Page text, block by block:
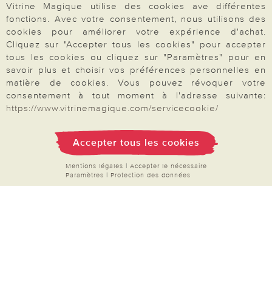
proposons une sélection d’accessoires pour le
bien-être quotidien: soins pour les mains et les
pieds, articles de bain, objets relaxants et petits
équipements pour se sentir bien au quotidien.
Notre sélection de mode pour femmes séduit par
sa praticité et son style confortable, idéal pour
toutes les saisons. Commandez facilement et en
toute sécurité par carte bancaire, PayPal ou par
chèque. Naviguez dans nos catégories
thématiques, enrichies régulièrement de
nouveautés à découvrir.Produits à découvrir en
Votre commande
Mon compte
Vitrine Magique utilise des cookies ave différentes
fonctions. Avec votre consentement, nous utilisons des
cookies pour améliorer votre expérience d'achat.
Cliquez sur "Accepter tous les cookies" pour accepter
tous les cookies ou cliquez sur "Paramètres" pour en
savoir plus et choisir vos préférences personnelles en
matière de cookies. Vous pouvez révoquer votre
consentement à tout moment à l'adresse suivante:
https://www.vitrinemagique.com/servicecookie/
Accepter tous les cookies
Mentions légales | Accepter le nécessaire
Paramètres | Protection des données